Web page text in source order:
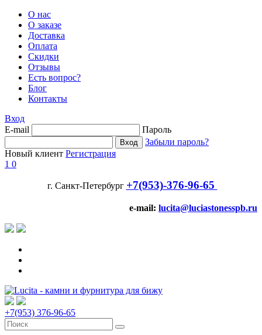
О нас
О заказе
Доставка
Оплата
Скидки
Отзывы
Есть вопрос?
Блог
Контакты
Вход
E-mail
Пароль
Забыли пароль?
Новый клиент Регистрация
1 0
г. Санкт-Петербург +7(953)-376-96-65
e-mail: lucita@luciastonesspb.ru
+7(953) 376-96-65